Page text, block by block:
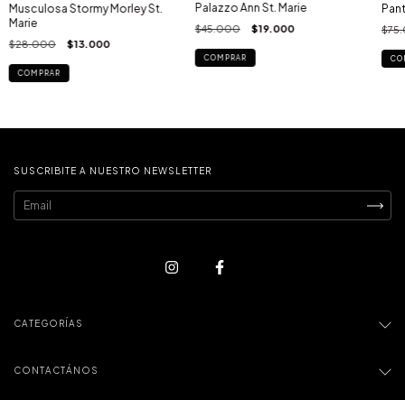
Musculosa Stormy Morley St.
Marie
$28.000 $13.000
COMPRAR
Palazzo Ann St. Marie
$45.000 $19.000
COMPRAR
SUSCRIBITE A NUESTRO NEWSLETTER
CATEGORÍAS
CONTACTÁNOS